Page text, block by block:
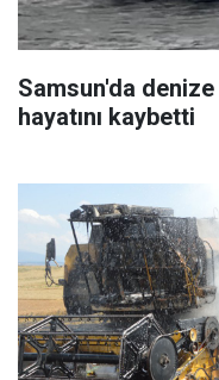
Samsun'da
hayatını kaybetti